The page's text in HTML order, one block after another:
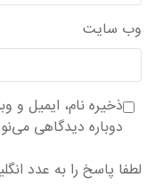
وب‌ سایت
ذخیره نام، ایمیل و
دوباره دیدگاهی
لطفا پاسخ را به عدد